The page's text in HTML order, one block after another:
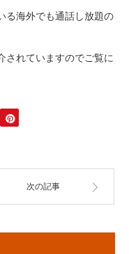
る海外でも通話し放題の
されていますのでご覧に
次の記事